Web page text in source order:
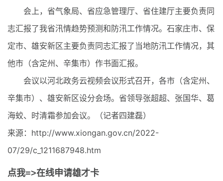
会上，省气象局、省应急管理厅、省住建厅主要负责同
志汇报了我省汛情趋势预测和防汛工作情况。石家庄市、保
定市、雄安新区主要负责同志汇报了当地防汛工作情况，其
他市（含定州、辛集市）作书面汇报。
会议以河北政务云视频会议形式召开，各市（含定州、
辛集市）、雄安新区设分会场。省领导张超超、张国华、葛
海蛟、时清霜参加会议。（记者四建磊）
来源：http://www.xiongan.gov.cn/2022-
07/29/c_1211687948.htm
点我=>在线申请雄才卡